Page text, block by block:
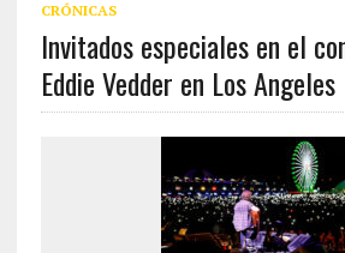
CRÓNICAS
Invitados especiales en el
Eddie Vedder en Los Angeles